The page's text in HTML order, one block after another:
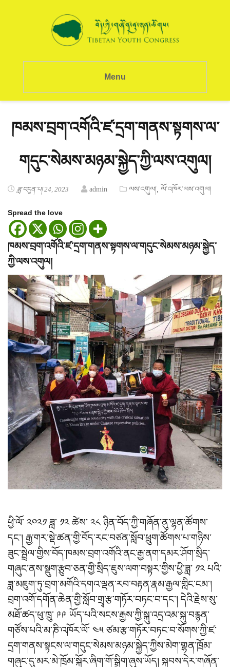
Menu
ཁམས་བྲག་འགོའི་ཛ་དྲག་གནས་སྟགས་ལ་
གདུང་སེམས་མཉམ་སྐྱེད་ཀྱི་ལས་འགུལ།
ཟླ་བདུན་པ། 24, 2023 admin ལས་འགུལ། ལོ་འཁོར་ལས་འགུལ།
Spread the love
ཁམས་བྲག་འགོའི་ཛ་དྲག་གནས་སྟགས་ལ་གདུང་སེམས་མཉམ་སྐྱེད་
ཀྱི་ལས་འགུལ།
ཕྱི་ལོ་ ༢༠༢༡ ཟླ་ ༡༢ ཚེས་ ༢༨ ཉིན་བོད་ཀྱི་གཞོན་ནུ་ལྷན་ཚོགས་
དང་། རྒྱ་གར་སྡེ་ཚན་གྱི་བོད་རང་བཙན་སློབ་ཕྲུག་ཚོགས་པ་གཉིས་
ཟུང་སྦྲེལ་གྱིས་བོད་ཁམས་བྲག་འགོའི་ནང་རྒྱ་ནག་དམར་ཤོག་སྲིད་
གཞུང་ནས་སྡུག་རྩུབ་ཅན་གྱི་སྲིད་ཇུས་ལག་བསྟར་གྱིས་ཕྱི་ཟླ་ ༡༢ པའི་
ཟླ་མཇུག་ཏུ་བྲག་མགོའི་དགའ་ལྡན་རབ་བརྟན་རྣམ་རྒྱལ་གླིང་ངམ་།
བྲག་འགོ་དགོན་ཆེན་གྱི་སློབ་གྲྭ་རྩ་གཏོར་བཏང་བ་དང་། དེའི་རྗེས་སུ་
མཐོ་ཚད་ཕུ་ཁྲུ་ ༩༩ ཡོད་པའི་སངས་རྒྱས་ཀྱི་སྐུ་འདྲ་འམ་སྐུ་བརྙན་
གཙོས་པའི་མ་ཎི་འཁོར་ལོ་ ༤༥ ཙམ་རྩ་གཏོར་བཏང་བ་སོགས་ཀྱི་ཛ་
དྲག་གནས་སྟངས་ལ་གདུང་སེམས་མཉམ་སྐྱེད་ཀྱིས་མེག་གྷན་ཁྲོམ་
གཞུང་དུ་མར་མེ་ཁྲོམ་སྐོར་ཞིག་གོ་སྒྲིག་ཞུས་ཡོད། སྐབས་དེར་གཞོན་